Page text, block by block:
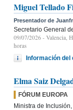
Miguel Tellado
Presentador de
Secretario General
09/07/2026 - Valencia,
horas
Información del
Elma Saiz
FÓRUM EUROPA
Ministra de